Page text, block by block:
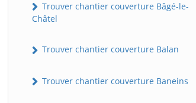
Trouver chantier couverture Bâgé-le-
Châtel
Trouver chantier couverture Balan
Trouver chantier couverture Baneins